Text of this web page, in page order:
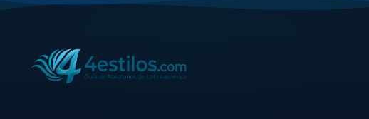
Concepción
Viña del Mar